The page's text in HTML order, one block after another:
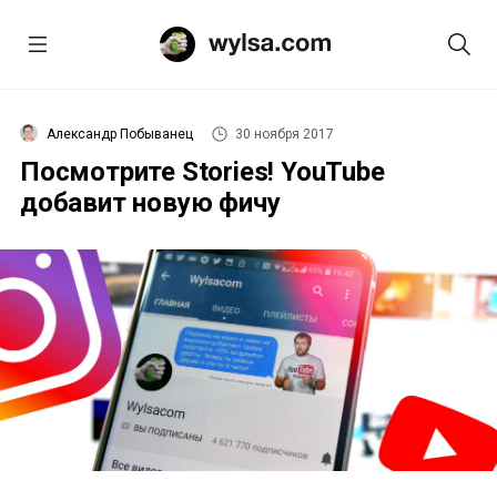
Александр Побыванец 30 ноября 2017
Посмотрите Stories! YouTube
добавит новую фичу